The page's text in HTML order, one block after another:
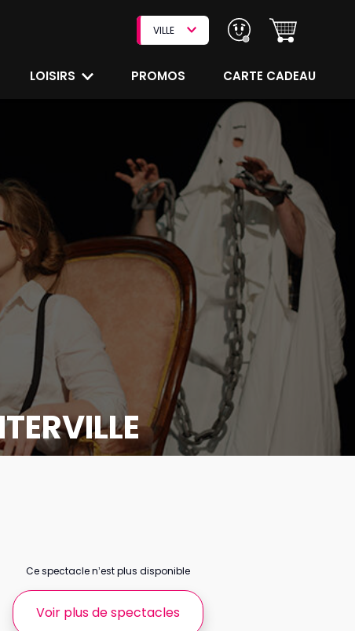
VILLE
LOISIRS PROMOS CARTE CADEAU
Ce spectacle n’est plus disponible
Voir plus de spectacles